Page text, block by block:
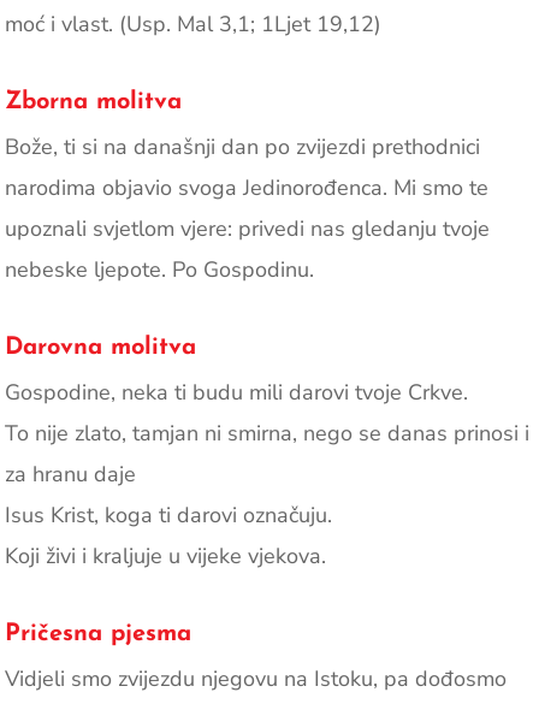
moć i vlast. (Usp. Mal 3,1; 1Ljet 19,12)
Zborna molitva
Bože, ti si na današnji dan po zvijezdi prethodnici
narodima objavio svoga Jedinorođenca. Mi smo te
upoznali svjetlom vjere: privedi nas gledanju tvoje
nebeske ljepote. Po Gospodinu.
Darovna molitva
Gospodine, neka ti budu mili darovi tvoje Crkve.
To nije zlato, tamjan ni smirna, nego se danas prinosi i
za hranu daje
Isus Krist, koga ti darovi označuju.
Koji živi i kraljuje u vijeke vjekova.
Pričesna pjesma
Vidjeli smo zvijezdu njegovu na Istoku, pa dođosmo